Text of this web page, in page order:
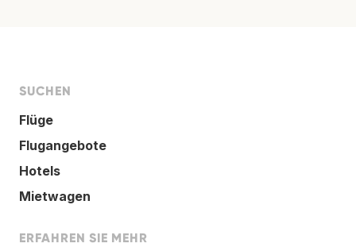
SUCHEN
Flüge
Flugangebote
Hotels
Mietwagen
ERFAHREN SIE MEHR